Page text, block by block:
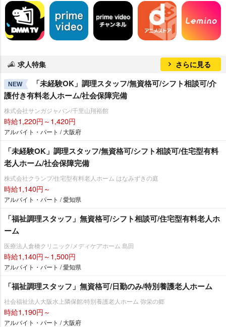
求人特集 さらに見る
NEW
「未経験OK」調理スタッフ/無資格可/シフト相談可/介
護付き有料老人ホーム/社会保障完備
株式会社サンガジャパン/千里山翔裕館
時給1,220円～1,420円
アルバイト・パート / 大阪府
「未経験OK」調理スタッフ/無資格可/シフト相談可/住宅型有料
老人ホーム/社会保障完備
株式会社クランプ/住宅型有料老人ホーム はなみずきの庭
時給1,140円～
アルバイト・パート / 愛知県
「福祉調理スタッフ」無資格可/シフト相談可/住宅型有料老人ホ
ーム
医療法人倉橋クリニック/メディケアホーム 島田
時給1,140円～1,500円
アルバイト・パート / 愛知県
「福祉調理スタッフ」無資格可/日勤のみ/特別養護老人ホーム
社会福祉法人大阪水上隣保館/特別養護老人ホーム 弥栄の郷
時給1,190円～
アルバイト・パート / 大阪府